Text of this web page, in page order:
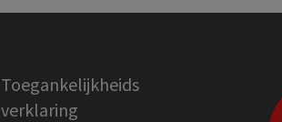
Toegankelijkheids
verklaring